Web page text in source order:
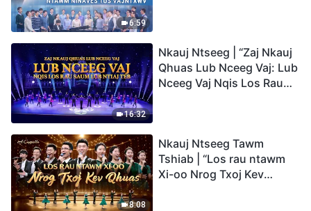
6:59
16:32
Nkauj Ntseeg | “Zaj Nkauj
Qhuas Lub Nceeg Vaj: Lub
Nceeg Vaj Nqis Los Rau
8:08
Nkauj Ntseeg Tawm
Tshiab | “Los rau ntawm
Xi-oo Nrog Txoj Kev